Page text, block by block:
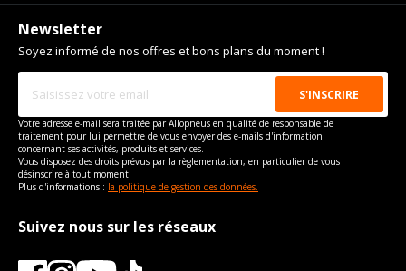
Newsletter
Soyez informé de nos offres et bons plans du moment !
Votre adresse e-mail sera traitée par Allopneus en qualité de responsable de
traitement pour lui permettre de vous envoyer des e-mails d'information
concernant ses activités, produits et services.
Vous disposez des droits prévus par la règlementation, en particulier de vous
désinscrire à tout moment.
Plus d'informations : la politique de gestion des données.
Suivez nous sur les réseaux